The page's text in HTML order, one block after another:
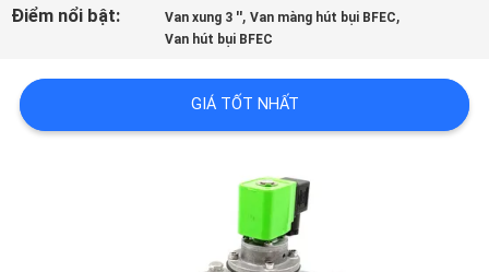
HỆ
VỚI
Điểm nổi bật: Van xung 3 '',Van màng hút bụi BFEC,
Van hút bụi BFEC
GIÁ TỐT NHẤT